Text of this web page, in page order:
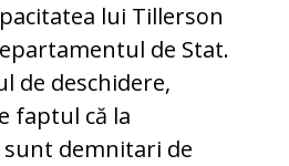
lui Tillerson
de Stat.
de deschidere,
faptul că la
demnitari de